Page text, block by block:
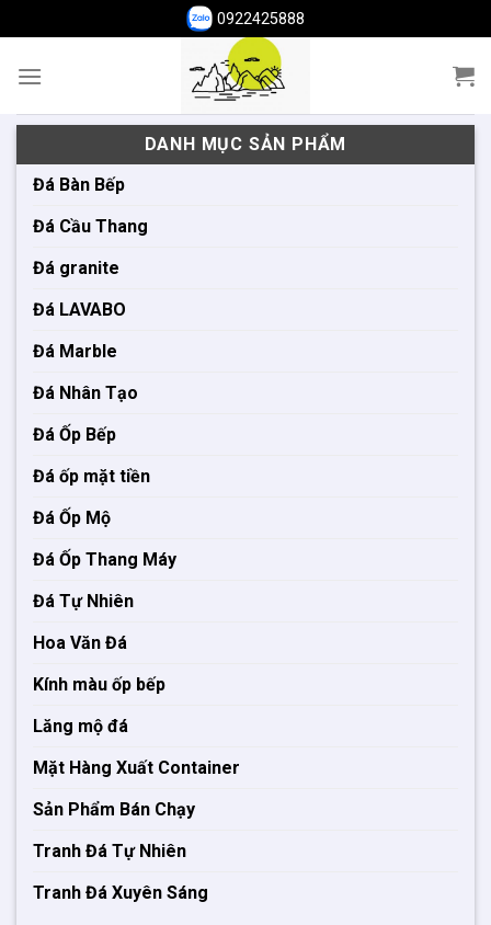
to
content
0922425888
DANH MỤC SẢN PHẨM
Đá Bàn Bếp
Đá Cầu Thang
Đá granite
Đá LAVABO
Đá Marble
Đá Nhân Tạo
Đá Ốp Bếp
Đá ốp mặt tiền
Đá Ốp Mộ
Đá Ốp Thang Máy
Đá Tự Nhiên
Hoa Văn Đá
Kính màu ốp bếp
Lăng mộ đá
Mặt Hàng Xuất Container
Sản Phẩm Bán Chạy
Tranh Đá Tự Nhiên
Tranh Đá Xuyên Sáng